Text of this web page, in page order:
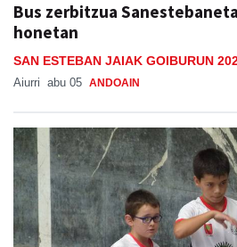
Bus zerbitzua
honetan
SAN ESTEBAN JAIAK GOIBURUN
Aiurri abu 05 ANDOAIN